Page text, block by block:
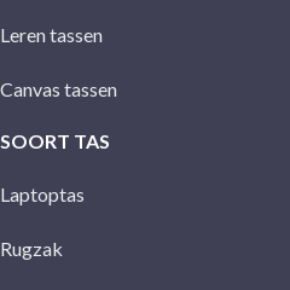
Leren tassen
Canvas tassen
SOORT TAS
Laptoptas
Rugzak